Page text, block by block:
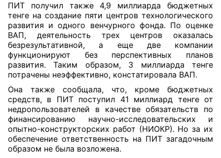
ПИТ получил также 4,9 миллиарда бюджетных
тенге на создание пяти центров технологического
развития и одного венчурного фонда. По оценке
ВАП, деятельность трех центров оказалась
безрезультативной, а еще две компании
функционируют без перспективных планов
развития. Таким образом, 3 миллиарда тенге
потрачены неэффективно, констатировала ВАП.
Она также сообщала, что, кроме бюджетных
средств, в ПИТ поступил 41 миллиард тенге от
недропользователей в качестве обязательств по
финансированию научно-исследовательских и
опытно-конструкторских работ (НИОКР). Но за их
обеспечение ответственность на ПИТ загадочным
образом не была возложена.